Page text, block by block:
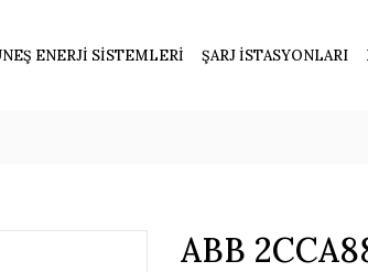
ENERJİ SİSTEMLERİ ŞARJ İSTASYONLARI
ABB